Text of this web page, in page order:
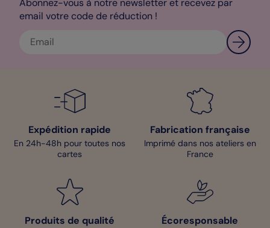
Abonnez-vous à notre newsletter et recevez par
email votre code de réduction !
Expédition rapide
En 24h-48h pour toutes nos
cartes
Fabrication française
Imprimé dans nos ateliers en
France
Produits de qualité Écoresponsable